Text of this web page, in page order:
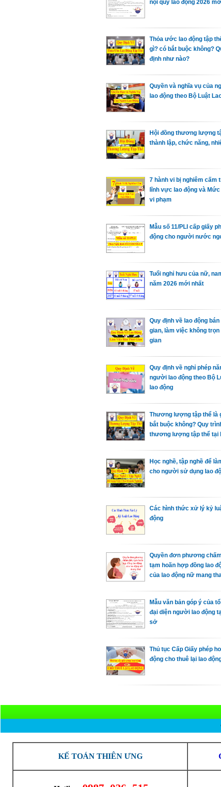
nội quy lao động 2026
Thỏa ước lao động tập
gì? có bắt buộc không?
định như nào?
Quyền và nghĩa vụ của
lao động theo Bộ Luật
Hội đồng thương lượng
thành lập, chức năng,
7 hành vi bị nghiêm cấm
lĩnh vực lao động và Mức
vi phạm
Mẫu số 11/PLI cấp giấy
động cho người nước
Tuổi nghỉ hưu của nữ,
năm 2026 mới nhất
Quy định về lao động
gian, làm việc không
gian
Quy định về nghỉ phép
người lao động theo Bộ
lao động
Thương lượng tập thể là
bắt buộc không? Quy
thương lượng tập thể tại
Học nghề, tập nghề để
cho người sử dụng lao
Các hình thức xử lý kỷ
động
Quyền đơn phương
tạm hoãn hợp đồng lao
của lao động nữ mang
Mẫu văn bản góp ý của
đại diện người lao động
sở
Thủ tục Cấp Giấy phép
động cho thuê lại lao
KẾ TOÁN THIÊN ƯNG